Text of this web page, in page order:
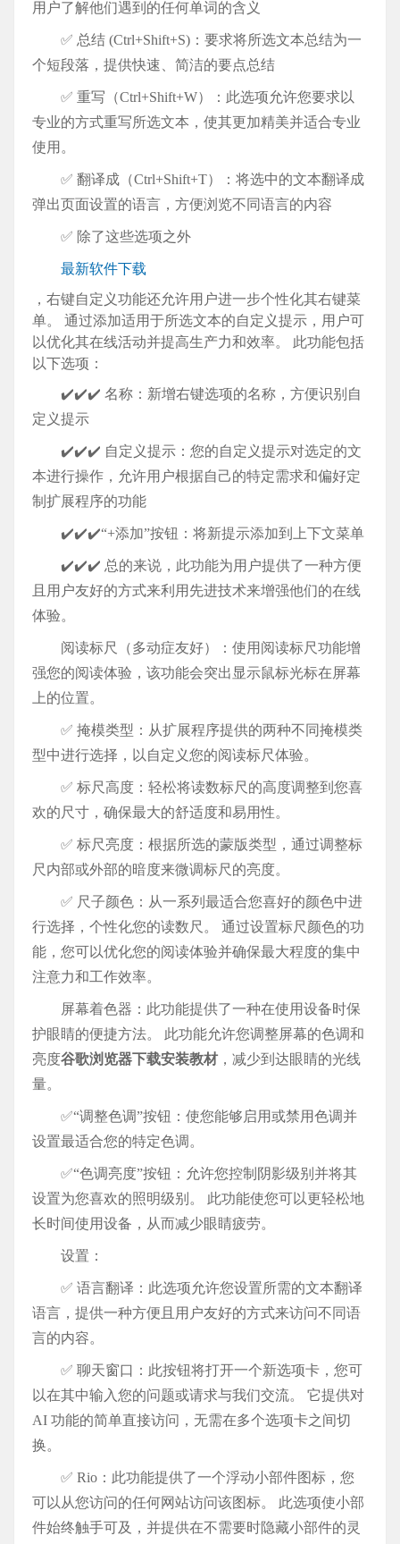
用户了解他们遇到的任何单词的含义
✅ 总结 (Ctrl+Shift+S)：要求将所选文本总结为一
个短段落，提供快速、简洁的要点总结
✅ 重写（Ctrl+Shift+W）：此选项允许您要求以
专业的方式重写所选文本，使其更加精美并适合专业
使用。
✅ 翻译成（Ctrl+Shift+T）：将选中的文本翻译成
弹出页面设置的语言，方便浏览不同语言的内容
✅ 除了这些选项之外
最新软件下载
，右键自定义功能还允许用户进一步个性化其右键菜
单。 通过添加适用于所选文本的自定义提示，用户可
以优化其在线活动并提高生产力和效率。 此功能包括
以下选项：
✔️✔️✔️ 名称：新增右键选项的名称，方便识别自
定义提示
✔️✔️✔️ 自定义提示：您的自定义提示对选定的文
本进行操作，允许用户根据自己的特定需求和偏好定
制扩展程序的功能
✔️✔️✔️“+添加”按钮：将新提示添加到上下文菜单
✔️✔️✔️ 总的来说，此功能为用户提供了一种方便
且用户友好的方式来利用先进技术来增强他们的在线
体验。
阅读标尺（多动症友好）：使用阅读标尺功能增
强您的阅读体验，该功能会突出显示鼠标光标在屏幕
上的位置。
✅ 掩模类型：从扩展程序提供的两种不同掩模类
型中进行选择，以自定义您的阅读标尺体验。
✅ 标尺高度：轻松将读数标尺的高度调整到您喜
欢的尺寸，确保最大的舒适度和易用性。
✅ 标尺亮度：根据所选的蒙版类型，通过调整标
尺内部或外部的暗度来微调标尺的亮度。
✅ 尺子颜色：从一系列最适合您喜好的颜色中进
行选择，个性化您的读数尺。 通过设置标尺颜色的功
能，您可以优化您的阅读体验并确保最大程度的集中
注意力和工作效率。
屏幕着色器：此功能提供了一种在使用设备时保
护眼睛的便捷方法。 此功能允许您调整屏幕的色调和
亮度谷歌浏览器下载安装教材 ，减少到达眼睛的光线
量。
✅“调整色调”按钮：使您能够启用或禁用色调并
设置最适合您的特定色调。
✅“色调亮度”按钮：允许您控制阴影级别并将其
设置为您喜欢的照明级别。 此功能使您可以更轻松地
长时间使用设备，从而减少眼睛疲劳。
设置：
✅ 语言翻译：此选项允许您设置所需的文本翻译
语言，提供一种方便且用户友好的方式来访问不同语
言的内容。
✅ 聊天窗口：此按钮将打开一个新选项卡，您可
以在其中输入您的问题或请求与我们交流。 它提供对
AI 功能的简单直接访问，无需在多个选项卡之间切
换。
✅ Rio：此功能提供了一个浮动小部件图标，您
可以从您访问的任何网站访问该图标。 此选项使小部
件始终触手可及，并提供在不需要时隐藏小部件的灵